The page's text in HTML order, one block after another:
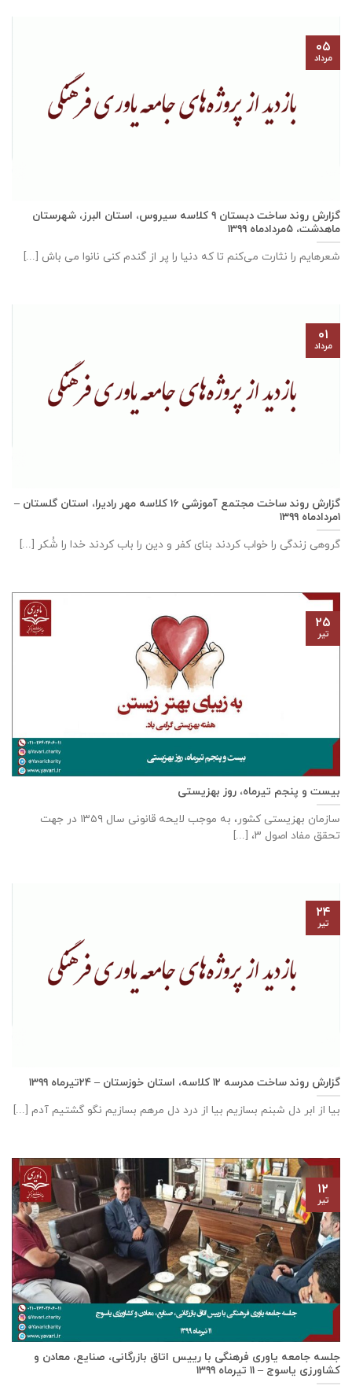
گزارش روند ساخت دبستان ٩ كلاسه سيروس، استان البرز، شهرستان
ماهدشت، ۵مردادماه ۱۳۹۹
شعرهایم را نثارت می‌کنم تا که دنیا را پر از گندم کنی نانوا می باش [...]
۰۵
مرداد
گزارش روند ساخت مجتمع آموزشی ١٦ كلاسه مهر راديرا، استان گلستان –
۱مردادماه ۱۳۹۹
گروهی زندگی را خواب کردند بنای کفر و دین را باب کردند خدا را شُکر [...]
۰۱
مرداد
بیست و پنجم تیرماه، روز بهزیستی
سازمان بهزیستی كشور، به موجب لایحه قانونی سال ۱۳۵۹ در جهت
تحقق مفاد اصول ۳، [...]
۲۵
تیر
گزارش روند ساخت مدرسه ١٢ كلاسه، استان خوزستان – ۲۴تیرماه ۱۳۹۹
بیا از ابر دل شبنم بسازیم بیا از درد دل مرهم بسازیم نگو گشتیم آدم [...]
۲۴
تیر
جلسه جامعه یاوری فرهنگی با رييس اتاق بازرگانی، صنايع، معادن و
كشاورزی ياسوج – ۱۱ تیرماه ۱۳۹۹
۱۲
تیر